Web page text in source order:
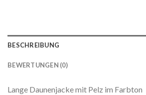
BESCHREIBUNG
BEWERTUNGEN (0)
Lange Daunenjacke mit Pelz im Farbton